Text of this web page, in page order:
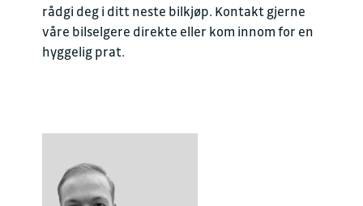
rådgi deg i ditt neste bilkjøp. Kontakt gjerne
våre bilselgere direkte eller kom innom for en
hyggelig prat.